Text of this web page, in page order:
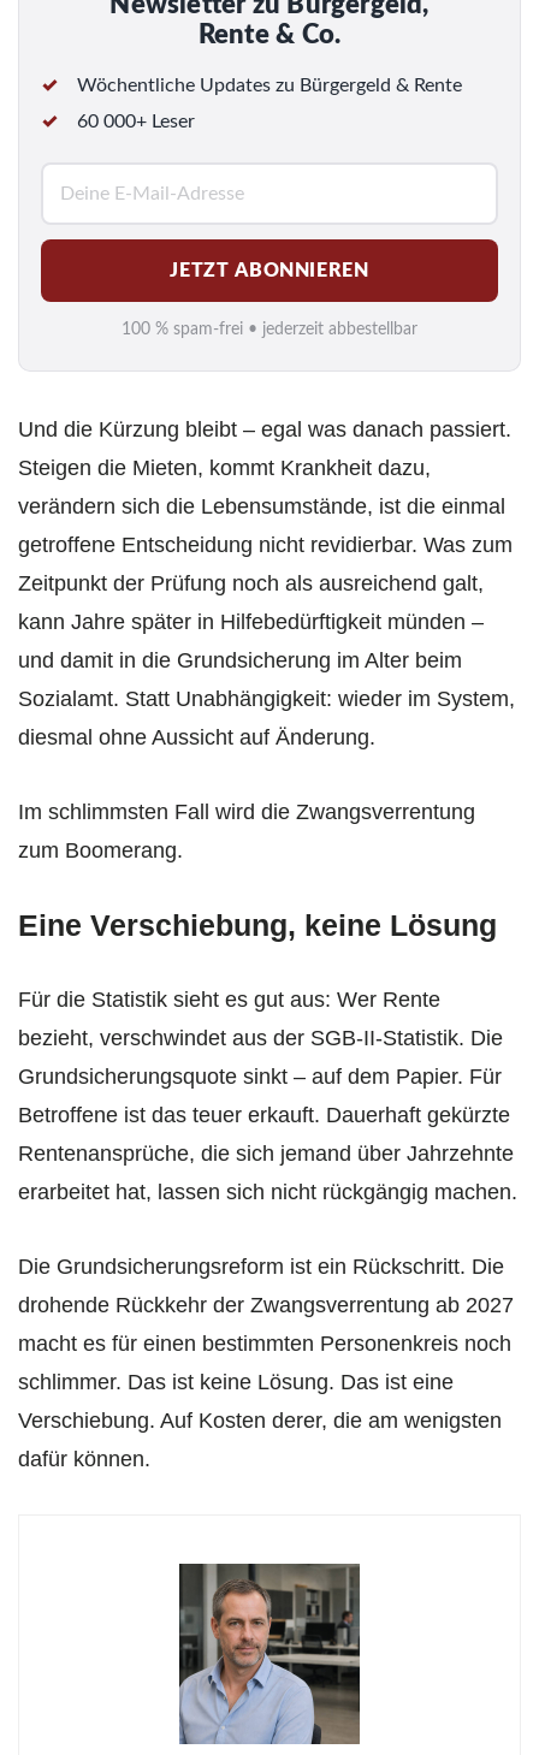
Newsletter zu Bürgergeld,
Rente & Co.
Wöchentliche Updates zu Bürgergeld & Rente
60 000+ Leser
M
a
i
l
*
JETZT ABONNIEREN
100 % spam-frei • jederzeit abbestellbar
Und die Kürzung bleibt – egal was danach passiert.
Steigen die Mieten, kommt Krankheit dazu,
verändern sich die Lebensumstände, ist die einmal
getroffene Entscheidung nicht revidierbar. Was zum
Zeitpunkt der Prüfung noch als ausreichend galt,
kann Jahre später in Hilfebedürftigkeit münden –
und damit in die Grundsicherung im Alter beim
Sozialamt. Statt Unabhängigkeit: wieder im System,
diesmal ohne Aussicht auf Änderung.
Im schlimmsten Fall wird die Zwangsverrentung
zum Boomerang.
Eine Verschiebung, keine Lösung
Für die Statistik sieht es gut aus: Wer Rente
bezieht, verschwindet aus der SGB-II-Statistik. Die
Grundsicherungsquote sinkt – auf dem Papier. Für
Betroffene ist das teuer erkauft. Dauerhaft gekürzte
Rentenansprüche, die sich jemand über Jahrzehnte
erarbeitet hat, lassen sich nicht rückgängig machen.
Die Grundsicherungsreform ist ein Rückschritt. Die
drohende Rückkehr der Zwangsverrentung ab 2027
macht es für einen bestimmten Personenkreis noch
schlimmer. Das ist keine Lösung. Das ist eine
Verschiebung. Auf Kosten derer, die am wenigsten
dafür können.